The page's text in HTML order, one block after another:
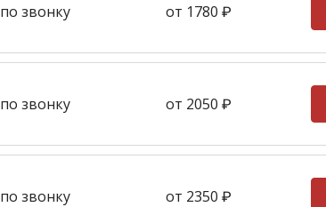
по звонку от 1780 ₽
по звонку от 2050 ₽
по звонку от 2350 ₽